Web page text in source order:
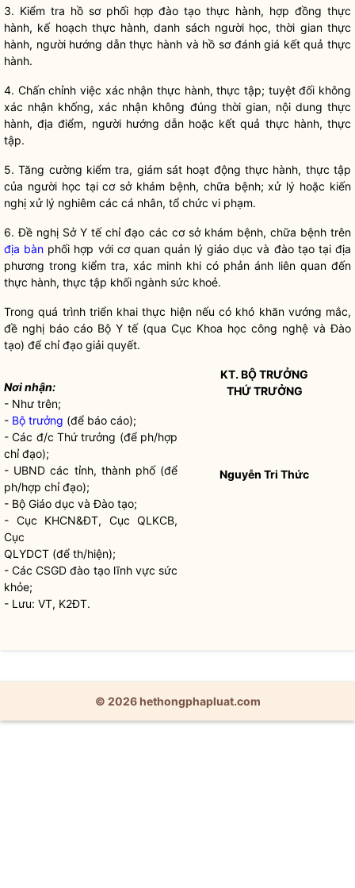
3. Kiểm tra hồ sơ phối hợp đào tạo thực hành, hợp đồng thực
hành, kế hoạch thực hành, danh sách người học, thời gian thực
hành, người hướng dẫn thực hành và hồ sơ đánh giá kết quả thực
hành.
4. Chấn chỉnh việc xác nhận thực hành, thực tập; tuyệt đối không
xác nhận khống, xác nhận không đúng thời gian, nội dung thực
hành, địa điểm, người hướng dẫn hoặc kết quả thực hành, thực
tập.
5. Tăng cường kiểm tra, giám sát hoạt động thực hành, thực tập
của người học tại cơ sở khám bệnh, chữa bệnh; xử lý hoặc kiến
nghị xử lý nghiêm các cá nhân, tổ chức vi phạm.
6. Đề nghị Sở Y tếchỉ đạo các cơ sở khám bệnh, chữa bệnh trên
địa bàn phối hợp với cơ quan quản lý giáo dục và đào tạo tại địa
phương trong kiểm tra, xác minh khi có phản ánh liên quan đến
thực hành, thực tập khối ngành sức khoẻ.
Trong quá trình triển khai thực hiện nếu có khó khăn vướng mắc,
đề nghị báo cáo Bộ Y tế (qua Cục Khoa học công nghệ và Đào
tạo) để chỉ đạo giải quyết.
Nơi nhận:
- Như trên;
- Bộ trưởng (để báo cáo);
- Các đ/c Thứ trưởng (để ph/hợp
chỉ đạo);
- UBND các tỉnh, thành phố (để
ph/hợp chỉ đạo);
- Bộ Giáo dục và Đào tạo;
- Cục KHCN&ĐT, Cục QLKCB,
Cục
QLYDCT (để th/hiện);
- Các CSGD đào tạo lĩnh vực sức
khỏe;
- Lưu: VT, K2ĐT.
KT.BỘ TRƯỞNG
THỨ TRƯỞNG
Nguyễn Tri Thức
© 2026 hethongphapluat.com